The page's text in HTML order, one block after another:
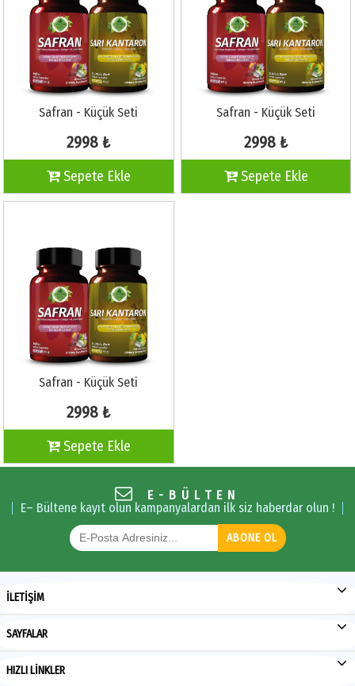
Safran - Küçük Seti
2998 ₺
Sepete Ekle
Safran - Küçük Seti
2998 ₺
Sepete Ekle
Safran - Küçük Seti
2998 ₺
Sepete Ekle
E-BÜLTEN
E– Bültene kayıt olun kampanyalardan ilk siz haberdar olun !
ABONE OL
İLETİŞİM
SAYFALAR
HIZLI LİNKLER